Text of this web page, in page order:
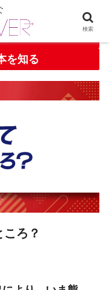
を知る
ろ？
検索